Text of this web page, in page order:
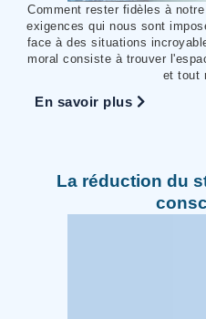
Comment rester fidèles à
exigences qui nous sont
face à des situations
moral consiste à trouver
et tout
En savoir plus
La réduction du